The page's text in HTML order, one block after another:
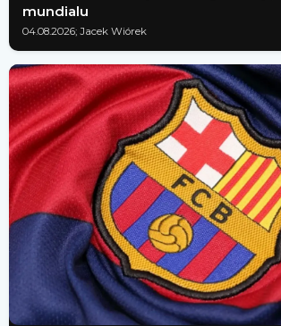
mundialu
04.08.2026; Jacek Wiórek